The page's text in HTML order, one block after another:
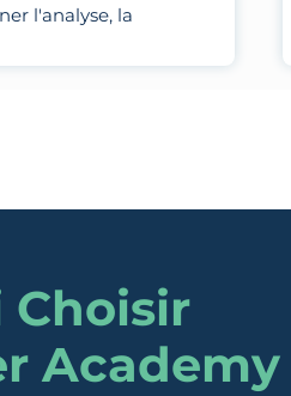
l'analyse, la
à l'aide
Choisir
Academy